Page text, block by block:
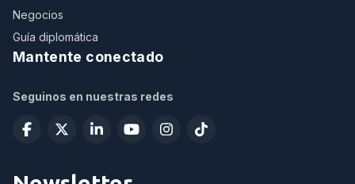
Negocios
Guía diplomática
Mantente conectado
Seguinos en nuestras redes